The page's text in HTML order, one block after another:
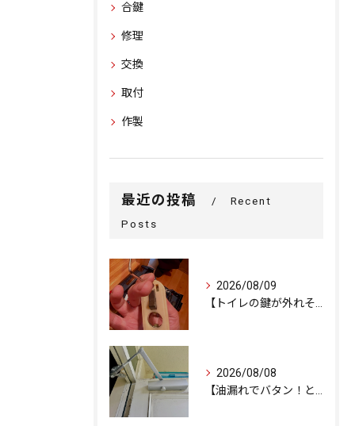
合鍵
修理
交換
取付
作製
最近の投稿
Recent
Posts
2026/08/09
2026/08/08